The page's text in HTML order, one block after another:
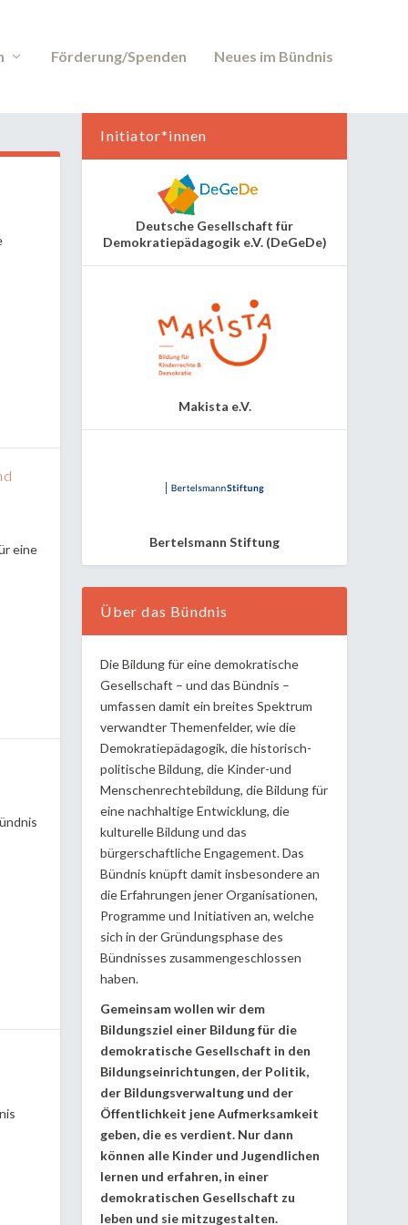
Förderung/Spenden Neues im Bündnis
eine
Initiator*innen
Deutsche Gesellschaft für
Demokratiepädagogik e.V. (DeGeDe)
Makista e.V.
Bertelsmann Stiftung
Über das Bündnis
Die Bildung für eine demokratische
Gesellschaft – und das Bündnis –
umfassen damit ein breites Spektrum
verwandter Themenfelder, wie die
Demokratiepädagogik, die historisch-
politische Bildung, die Kinder-und
Menschenrechtebildung, die Bildung für
eine nachhaltige Entwicklung, die
kulturelle Bildung und das
bürgerschaftliche Engagement. Das
Bündnis knüpft damit insbesondere an
die Erfahrungen jener Organisationen,
Programme und Initiativen an, welche
sich in der Gründungsphase des
Bündnisses zusammengeschlossen
haben.
Gemeinsam wollen wir dem
Bildungsziel einer Bildung für die
demokratische Gesellschaft in den
Bildungseinrichtungen, der Politik,
der Bildungsverwaltung und der
Öffentlichkeit jene Aufmerksamkeit
geben, die es verdient. Nur dann
können alle Kinder und Jugendlichen
lernen und erfahren, in einer
demokratischen Gesellschaft zu
leben und sie mitzugestalten.